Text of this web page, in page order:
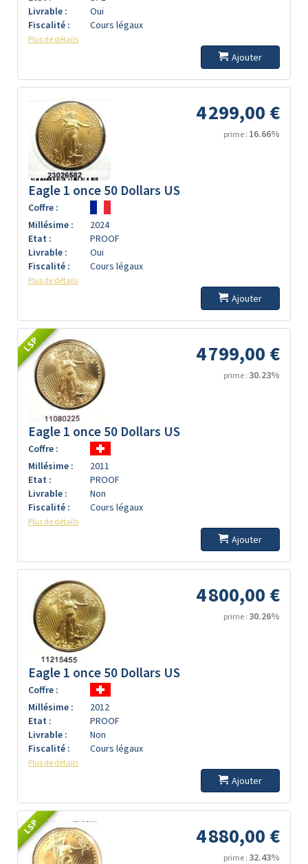
Livrable :
Oui
Fiscalité :
Cours légaux
Plus de détails
Ajouter
4 299,00 €
prime : 16.66%
Eagle 1 once 50 Dollars US
Coffre :
Millésime :
2024
Etat :
PROOF
Livrable :
Oui
Fiscalité :
Cours légaux
Plus de détails
Ajouter
LSP 4 799,00 €
prime : 30.23%
Eagle 1 once 50 Dollars US
Coffre :
Millésime :
2011
Etat :
PROOF
Livrable :
Non
Fiscalité :
Cours légaux
Plus de détails
Ajouter
4 800,00 €
prime : 30.26%
Eagle 1 once 50 Dollars US
Coffre :
Millésime :
2012
Etat :
PROOF
Livrable :
Non
Fiscalité :
Cours légaux
Plus de détails
Ajouter
LSP 4 880,00 €
prime : 32.43%